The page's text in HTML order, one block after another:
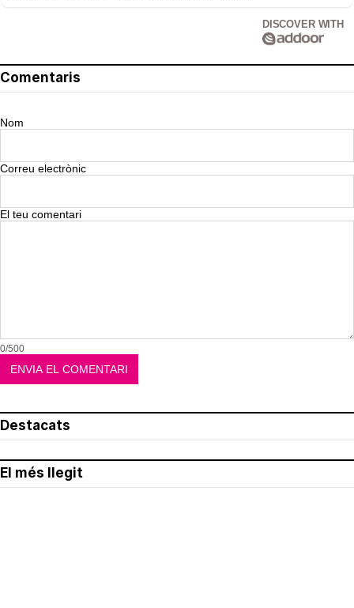
DISCOVER WITH
Comentaris
Nom
Correu electrònic
El teu comentari
0/500
Destacats
El més llegit